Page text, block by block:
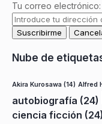
Tu correo electrónico:
Nube de
Akira Kurosawa (14) Alfred
autobiografía (24)
ciencia ficción (24)